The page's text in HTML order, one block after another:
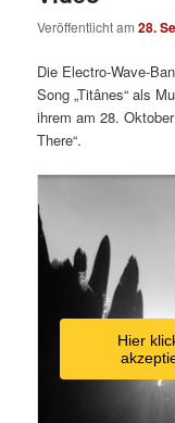
Veröffentlicht am28.
Die Electro-Wave-
Song „Titânes“ als
ihrem am 28.
There“.
Hier